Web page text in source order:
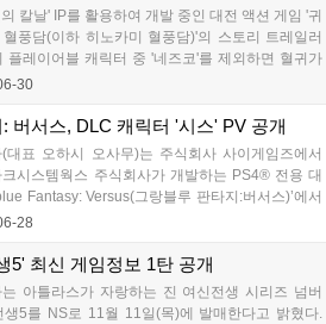
칼날' IP를 활용하여 개발 중인 대전 액션 게임 '귀
풍담(이하 히노카미 혈풍담)'의 스토리 트레일러
플레이어블 캐릭터 중 '네즈코'를 제외하면 혈귀가
아 출시 전부터 '귀 없는 귀멸의 칼날'이라는 평이
30
버서스, DLC 캐릭터 '시스' PV 공개
대표 오하시 오사무)는 주식회사 사이게임즈에서
시스템웍스 주식회사가 개발하는 PS4® 전용 대
Fantasy: Versus(그랑블루 판타지:버서스)’에서
예정인 DLC 캐릭터 &#39;시스&#39;가 등장하는
28
5' 최신 게임정보 1탄 공개
아틀라스가 자랑하는 진 여신전생 시리즈 넘버
5를 NS로 11월 11일(목)에 발매한다고 밝혔다.